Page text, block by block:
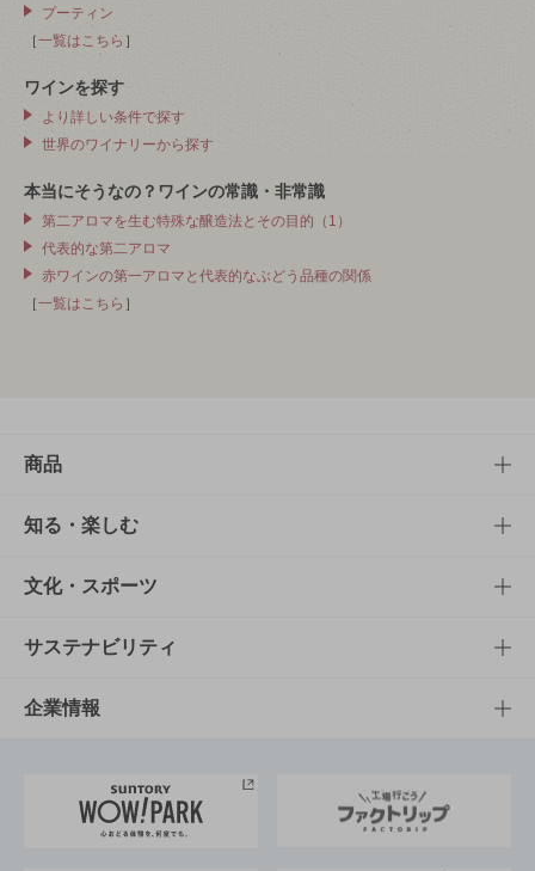
プーティン
［一覧はこちら ］
ワインを探す
より詳しい条件で探す
世界のワイナリーから探す
本当にそうなの？ワインの常識・非常識
第二アロマを生む特殊な醸造法とその目的（1）
代表的な第二アロマ
赤ワインの第一アロマと代表的なぶどう品種の関係
［一覧はこちら ］
商品
商品TOP
商品一覧
商品発売情報
栄養成分一覧
知る・楽しむ
知る・楽しむTOP
キャンペーン
工場見学
地域情報
文化・スポーツ
文化・スポーツTOP
サントリーホール
サントリーサンバーズ大阪
サステナビリティ
サステナビリティTOP
サントリーが考えるサステナビリティ経営
企業情報
企業概要